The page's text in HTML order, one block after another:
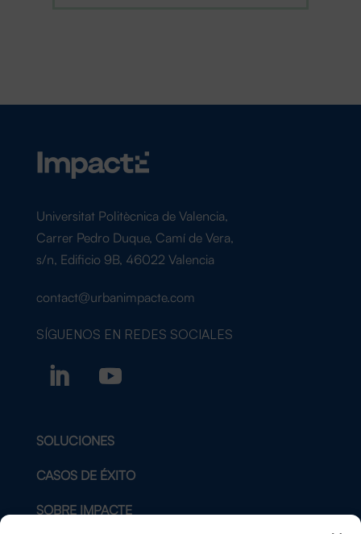
Universitat Politècnica de Valencia,
Carrer Pedro Duque, Camí de Vera,
s/n, Edificio 9B, 46022 Valencia
contact@urbanimpacte.com
SÍGUENOS EN REDES SOCIALES
SOLUCIONES
CASOS DE ÉXITO
SOBRE IMPACTE